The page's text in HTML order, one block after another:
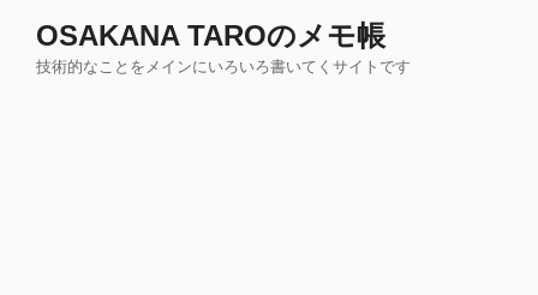
OSAKANA TAROのメモ帳
技術的なことをメインにいろいろ書いてくサイトです